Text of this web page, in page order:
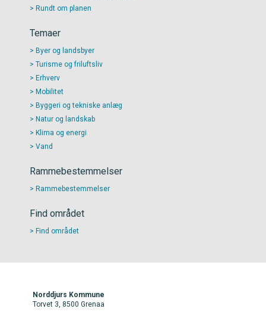
Rundt om planen
Temaer
Byer og landsbyer
Turisme og friluftsliv
Erhverv
Mobilitet
Byggeri og tekniske anlæg
Natur og landskab
Klima og energi
Vand
Rammebestemmelser
Rammebestemmelser
Find området
Find området
Norddjurs Kommune
Torvet 3, 8500 Grenaa